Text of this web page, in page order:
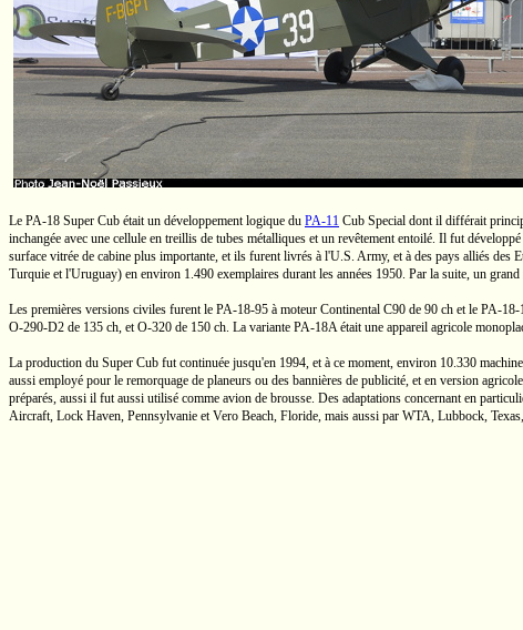
Le PA-18 Super Cub était un développement logique du PA-11 Cub Special dont il différait
inchangée avec une cellule en treillis de tubes métalliques et un revêtement entoilé. Il fut
surface vitrée de cabine plus importante, et ils furent livrés à l'U.S. Army, et à des pays alliés des
Turquie et l'Uruguay) en environ 1.490 exemplaires durant les années 1950. Par la suite, un
Les premières versions civiles furent le PA-18-95 à moteur Continental C90 de 90 ch et le PA-18-
O-290-D2 de 135 ch, etO-320 de 150 ch. La variante PA-18Aétait une appareil agricole
La production du Super Cub fut continuée jusqu'en 1994, et à ce moment, environ 10.330
aussi employé pour le remorquage de planeurs ou des bannières de publicité, et en version
préparés, aussi il fut aussi utilisé comme avion de brousse. Des adaptations concernant en
Aircraft, Lock Haven, Pennsylvanie et Vero Beach, Floride, mais aussi par WTA, Lubbock,